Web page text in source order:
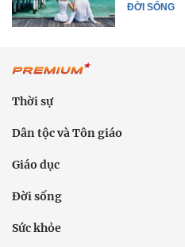
ĐỜI SỐNG
Thời sự
Dân tộc và Tôn giáo
Giáo dục
Đời sống
Sức khỏe